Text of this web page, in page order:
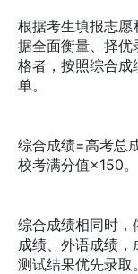
根据考生填报志愿
据全面衡量、择优
格者，按照综合成
单。
综合成绩=高考总
校考满分值×150。
综合成绩相同时，
成绩、外语成绩
测试结果优先录取。